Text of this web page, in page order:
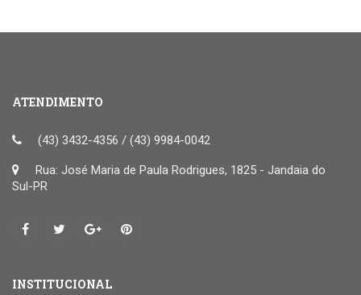
ATENDIMENTO
(43) 3432-4356 / (43) 9984-0042
Rua: José Maria de Paula Rodrigues, 1825 - Jandaia do
Sul-PR
INSTITUCIONAL